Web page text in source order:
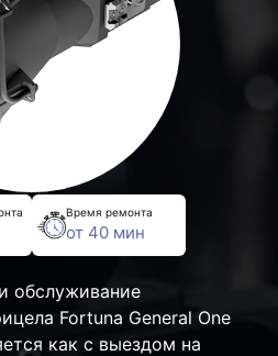
Время ремонта
от 40 мин
обслуживание
Fortuna General One
как с выездом на